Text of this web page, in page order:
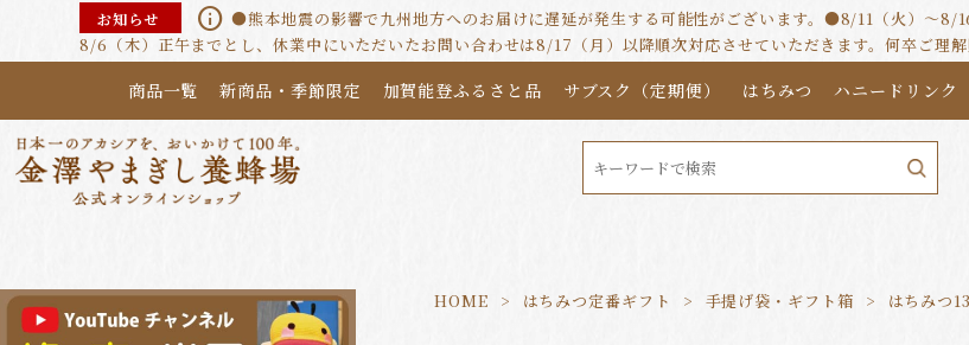
お知らせ info ●熊本地震の影響で九州地方へのお届けに遅延が発生する可能性がございます。●8/11（火）～8/
8/6（木）正午までとし、休業中にいただいたお問い合わせは8/17（月）以降順次対応させていただきます。何卒ご理解
商品一覧 新商品・季節限定 加賀能登ふるさと品 サブスク（定期便） はちみつ ハニードリンク
HOME はちみつ定番ギフト 手提げ袋・ギフト箱 はちみつ